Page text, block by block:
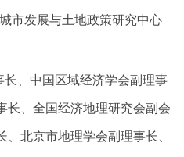
市发展与土地政策研究中心
、中国区域经济学会副理事
长、全国经济地理研究会副会
北京市地理学会副理事长、